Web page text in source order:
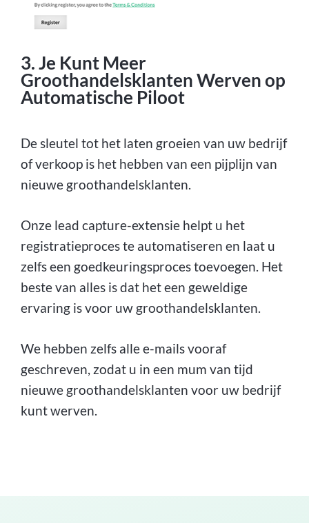
3. Je Kunt Meer
Groothandelsklanten Werven op
Automatische Piloot
De sleutel tot het laten groeien van uw bedrijf
of verkoop is het hebben van een pijplijn van
nieuwe groothandelsklanten.
Onze lead capture-extensie helpt u het
registratieproces te automatiseren en laat u
zelfs een goedkeuringsproces toevoegen. Het
beste van alles is dat het een geweldige
ervaring is voor uw groothandelsklanten.
We hebben zelfs alle e-mails vooraf
geschreven, zodat u in een mum van tijd
nieuwe groothandelsklanten voor uw bedrijf
kunt werven.